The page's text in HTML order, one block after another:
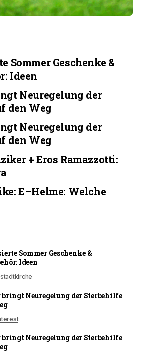
Sommer Geschenke &
Ideen
Neuregelung der
den Weg
Neuregelung der
den Weg
+ Eros Ramazzotti:
E–Helme: Welche
Sommer Geschenke &
Ideen
bringt Neuregelung der Sterbehilfe
bringt Neuregelung der Sterbehilfe